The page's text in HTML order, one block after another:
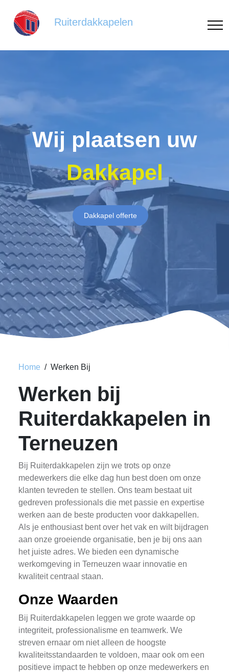
Ruiterdakkapelen
Wij plaatsen uw
Dakkapel
Dakkapel offerte
Home Werken Bij
Werken bij
Ruiterdakkapelen in
Terneuzen
Bij Ruiterdakkapelen zijn we trots op onze
medewerkers die elke dag hun best doen om onze
klanten tevreden te stellen. Ons team bestaat uit
gedreven professionals die met passie en expertise
werken aan de beste producten voor dakkapellen.
Als je enthousiast bent over het vak en wilt bijdragen
aan onze groeiende organisatie, ben je bij ons aan
het juiste adres. We bieden een dynamische
werkomgeving in Terneuzen waar innovatie en
kwaliteit centraal staan.
Onze Waarden
Bij Ruiterdakkapelen leggen we grote waarde op
integriteit, professionalisme en teamwerk. We
streven ernaar om niet alleen de hoogste
kwaliteitsstandaarden te voldoen, maar ook om een
positieve impact te hebben op onze medewerkers en